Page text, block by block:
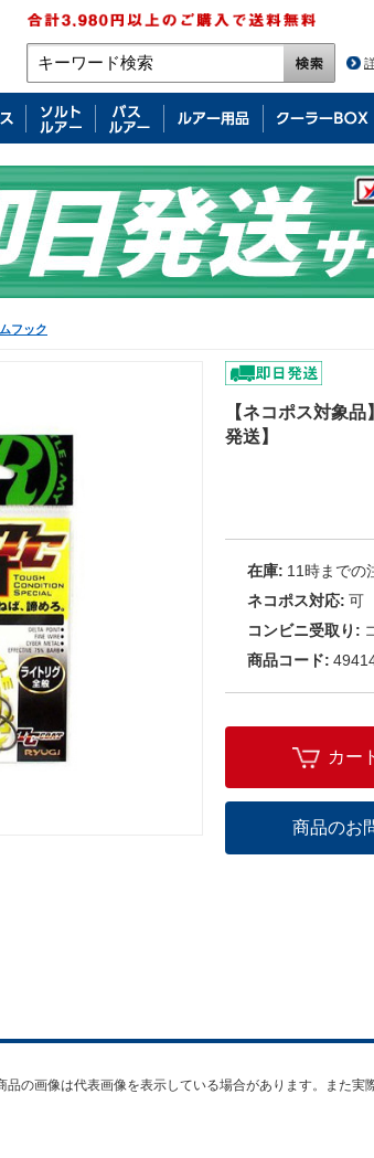
フック
【ネコポス対象
発送】
在庫: 11時までの
ネコポス対応: 可
コンビニ受取り:
商品コード:
カー
商品のお
画像は代表画像を表示している場合があります。また実